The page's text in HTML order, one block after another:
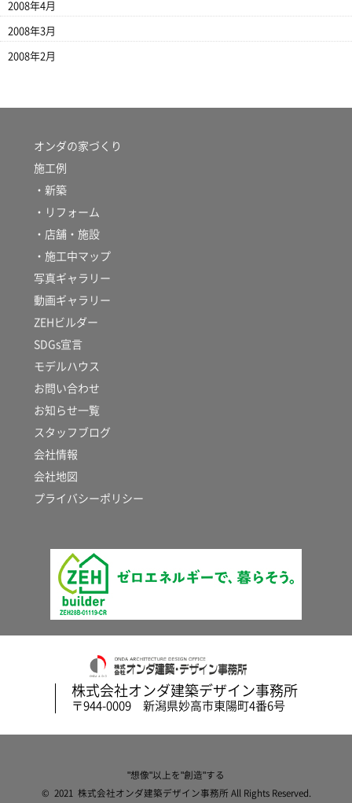
2008年4月
2008年3月
2008年2月
オンダの家づくり
施工例
・新築
・リフォーム
・店舗・施設
・施工中マップ
写真ギャラリー
動画ギャラリー
ZEHビルダー
SDGs宣言
モデルハウス
お問い合わせ
お知らせ一覧
スタッフブログ
会社情報
会社地図
プライバシーポリシー
株式会社オンダ建築デザイン事務所
〒944-0009 新潟県妙高市東陽町4番6号
"想像"以上を"創造"する
© 2021 株式会社オンダ建築デザイン事務所 All Rights Reserved.